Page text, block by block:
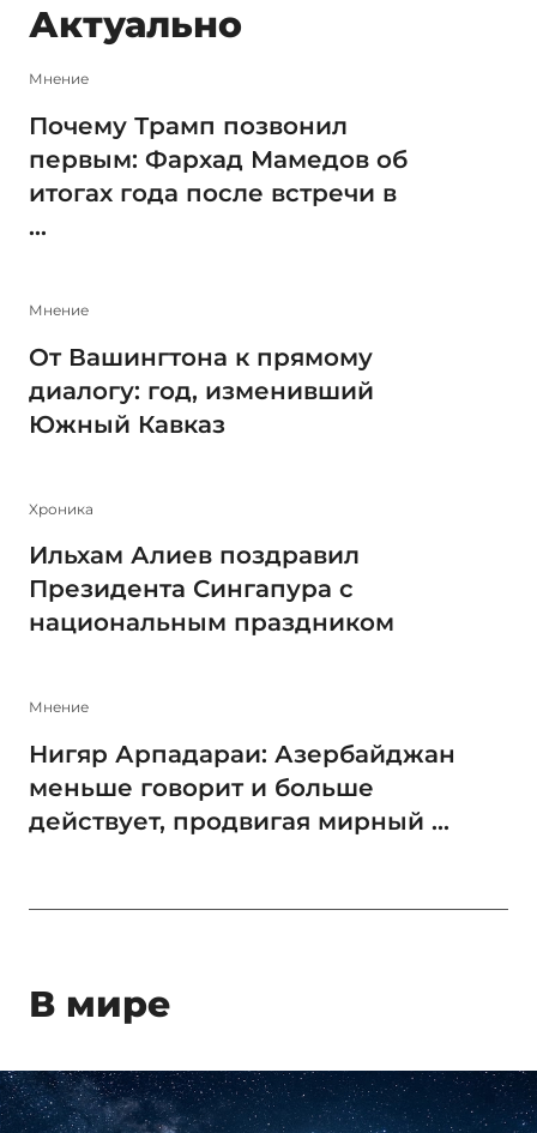
Актуально
Мнение
Почему Трамп позвонил
первым: Фархад Мамедов об
итогах года после встречи в
...
Мнение
От Вашингтона к прямому
диалогу: год, изменивший
Южный Кавказ
Xроника
Ильхам Алиев поздравил
Президента Сингапура с
национальным праздником
Мнение
Нигяр Арпадараи: Азербайджан
меньше говорит и больше
действует, продвигая мирный ...
В мире